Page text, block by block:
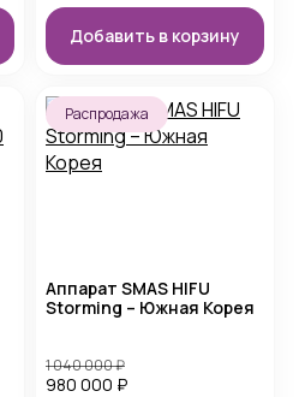
Добавить в корзину
Распродажа
Аппарат SMAS HIFU
Storming – Южная Корея
980 000 ₽
1 040 000₽